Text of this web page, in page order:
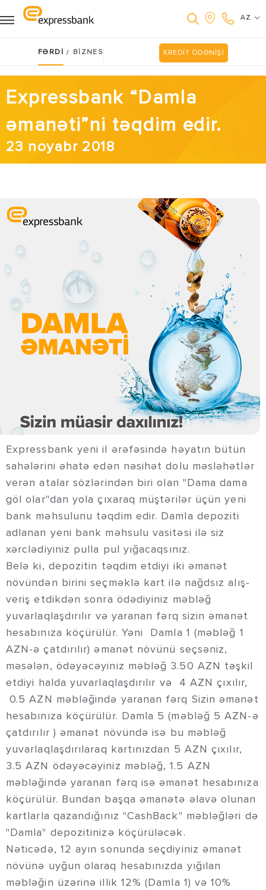
AZ
FƏRDİ / BİZNES KREDİT ÖDƏNİŞİ
Expressbank “Damla
əmanəti”ni təqdim edir.
23 noyabr 2018
Expressbank yeni il ərəfəsində həyatın bütün
sahələrini əhatə edən nəsihət dolu məsləhətlər
verən atalar sözlərindən biri olan "Dama dama
göl olar"dan yola çıxaraq müştərilər üçün yeni
bank məhsulunu təqdim edir. Damla depoziti
adlanan yeni bank məhsulu vasitəsi ilə siz
xərclədiyiniz pulla pul yığacaqsınız.
Belə ki, depozitin təqdim etdiyi iki əmanət
növündən birini seçməklə kart ilə nağdsız alış-
veriş etdikdən sonra ödədiyiniz məbləğ
yuvarlaqlaşdırılır və yaranan fərq sizin əmanət
hesabınıza köçürülür. Yəni Damla 1 (məbləğ 1
AZN-ə çatdırılır) əmanət növünü seçsəniz,
məsələn, ödəyəcəyiniz məbləğ 3.50 AZN təşkil
etdiyi halda yuvarlaqlaşdırılır və 4 AZN çıxılır,
0.5 AZN məbləğində yaranan fərq Sizin əmanət
hesabınıza köçürülür. Damla 5 (məbləğ 5 AZN-ə
çatdırılır ) əmanət növündə isə bu məbləğ
yuvarlaqlaşdırılaraq kartınızdan 5 AZN çıxılır,
3.5 AZN ödəyəcəyiniz məbləğ, 1.5 AZN
məbləğində yaranan fərq isə əmanət hesabınıza
köçürülür. Bundan başqa əmanətə əlavə olunan
kartlarla qazandığınız "CashBack" məbləğləri də
"Damla" depozitinizə köçürüləcək.
Nəticədə, 12 ayın sonunda seçdiyiniz əmanət
növünə uyğun olaraq hesabınızda yığılan
məbləğin üzərinə illik 12% (Damla 1) və 10%